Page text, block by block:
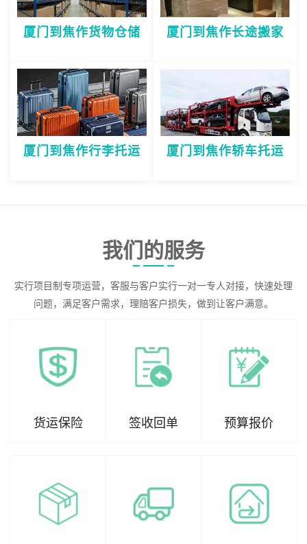
厦门到焦作货物仓储 厦门到焦作长途搬家
厦门到焦作行李托运 厦门到焦作轿车托运
我们的服务
实行项目制专项运营，客服与客户实行一对一专人对接，快速处理
问题，满足客户需求，理赔客户损失，做到让客户满意。
货运保险 签收回单 预算报价